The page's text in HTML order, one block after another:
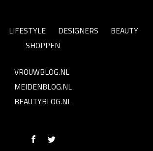
LIFESTYLE DESIGNERS
BEAUTY
SHOPPEN
VROUWBLOG.NL
MEIDENBLOG.NL
BEAUTYBLOG.NL